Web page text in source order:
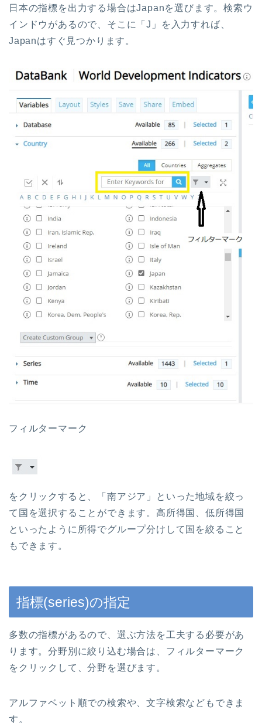
日本の指標を出力する場合はJapanを選びます。検索ウ
インドウがあるので、そこに「J」を入力すれば、
Japanはすぐ見つかります。
フィルターマーク
をクリックすると、「南アジア」といった地域を絞っ
て国を選択することができます。高所得国、低所得国
といったように所得でグループ分けして国を絞ること
もできます。
指標(series)の指定
多数の指標があるので、選ぶ方法を工夫する必要があ
ります。分野別に絞り込む場合は、フィルターマーク
をクリックして、分野を選びます。
アルファベット順での検索や、文字検索などもできま
す。